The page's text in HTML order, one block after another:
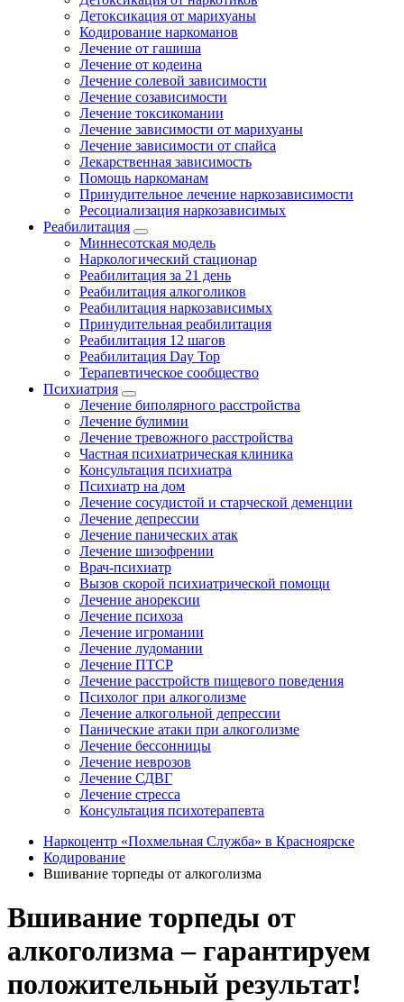
Детоксикация от марихуаны
Кодирование наркоманов
Лечение от гашиша
Лечение от кодеина
Лечение солевой зависимости
Лечение созависимости
Лечение токсикомании
Лечение зависимости от марихуаны
Лечение зависимости от спайса
Лекарственная зависимость
Помощь наркоманам
Принудительное лечение наркозависимости
Ресоциализация наркозависимых
Реабилитация
Миннесотская модель
Наркологический стационар
Реабилитация за 21 день
Реабилитация алкоголиков
Реабилитация наркозависимых
Принудительная реабилитация
Реабилитация 12 шагов
Реабилитация Day Top
Терапевтическое сообщество
Психиатрия
Лечение биполярного расстройства
Лечение булимии
Лечение тревожного расстройства
Частная психиатрическая клиника
Консультация психиатра
Психиатр на дом
Лечение сосудистой и старческой деменции
Лечение депрессии
Лечение панических атак
Лечение шизофрении
Врач-психиатр
Вызов скорой психиатрической помощи
Лечение анорексии
Лечение психоза
Лечение игромании
Лечение лудомании
Лечение ПТСР
Лечение расстройств пищевого поведения
Психолог при алкоголизме
Лечение алкогольной депрессии
Панические атаки при алкоголизме
Лечение бессонницы
Лечение неврозов
Лечение СДВГ
Лечение стресса
Консультация психотерапевта
Наркоцентр «Похмельная Служба» в Красноярске
Кодирование
Вшивание торпеды от алкоголизма
Вшивание торпеды от
алкоголизма – гарантируем
положительный результат!